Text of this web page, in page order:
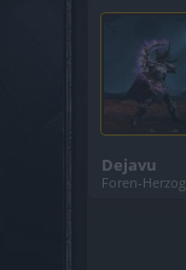
Dejavu
Foren-Herzog